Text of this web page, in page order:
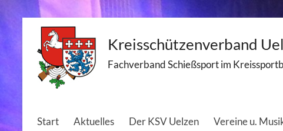
content
Kreisschützenverband
Fachverband Schießsport im
Start Aktuelles Der KSV Uelzen Vereine u.